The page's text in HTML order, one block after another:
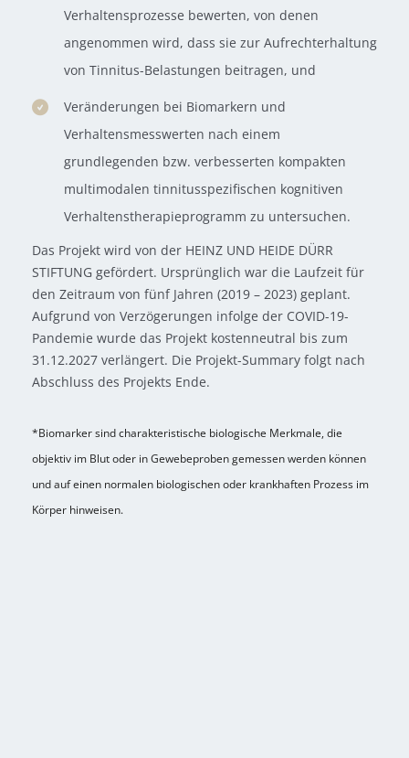
Verhaltensprozesse bewerten, von denen
angenommen wird, dass sie zur Aufrechterhaltung
von Tinnitus-Belastungen beitragen, und
Veränderungen bei Biomarkern und
Verhaltensmesswerten nach einem
grundlegenden bzw. verbesserten kompakten
multimodalen tinnitusspezifischen kognitiven
Verhaltenstherapieprogramm zu untersuchen.
Das Projekt wird von der HEINZ UND HEIDE DÜRR
STIFTUNG gefördert. Ursprünglich war die Laufzeit für
den Zeitraum von fünf Jahren (2019 – 2023) geplant.
Aufgrund von Verzögerungen infolge der COVID-19-
Pandemie wurde das Projekt kostenneutral bis zum
31.12.2027 verlängert. Die Projekt-Summary folgt nach
Abschluss des Projekts Ende.
*Biomarker sind charakteristische biologische Merkmale, die
objektiv im Blut oder in Gewebeproben gemessen werden können
und auf einen normalen biologischen oder krankhaften Prozess im
Körper hinweisen.